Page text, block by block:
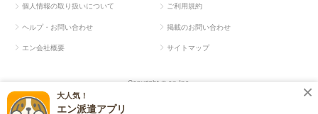
大人気！
エン派遣アプリ
個人情報の取り扱いについて ご利用規約
ヘルプ・お問い合わせ 掲載のお問い合わせ
エン会社概要 サイトマップ
Copyright © en Inc.